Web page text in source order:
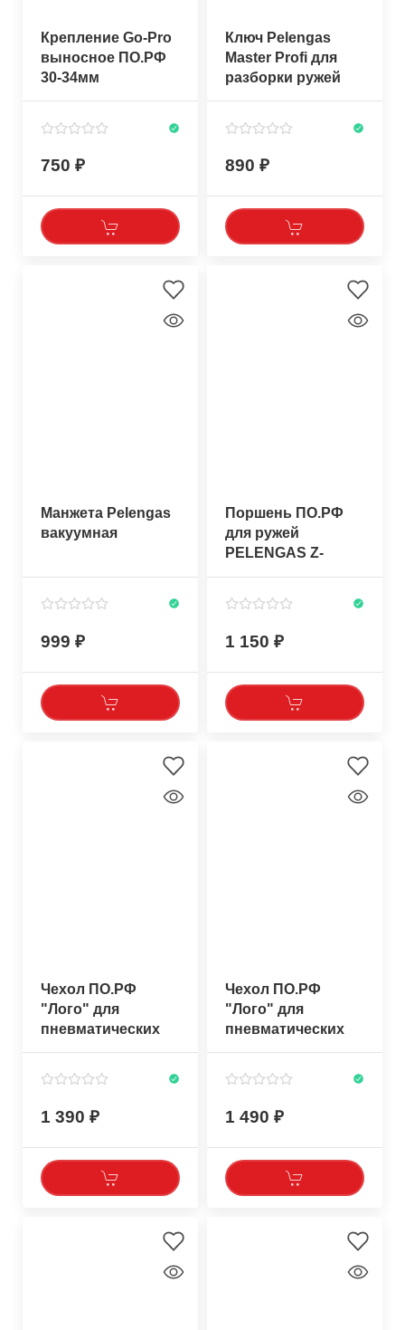
Крепление Go-Pro
выносное ПО.РФ
30-34мм
750
Ключ Pelengas
Master Profi для
разборки ружей
Pelengas
890
Манжета Pelengas
вакуумная
999
Поршень ПО.РФ
для ружей
PELENGAS Z-
1 150
Чехол ПО.РФ
"Лого" для
пневматических
ружей 50-60см
1 390
Чехол ПО.РФ
"Лого" для
пневматических
ружей 65-75см
1 490